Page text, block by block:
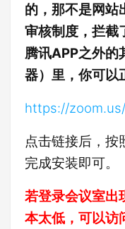
的，那不是网站
审核制度，拦截
腾讯APP之外的
器）里，你可以
https://
点击链接后，按
完成安装即可。
若登录会议室出
本太低，可以访